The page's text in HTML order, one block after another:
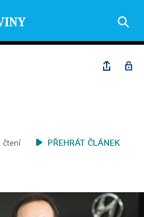
čtení PŘEHRÁT ČLÁNEK